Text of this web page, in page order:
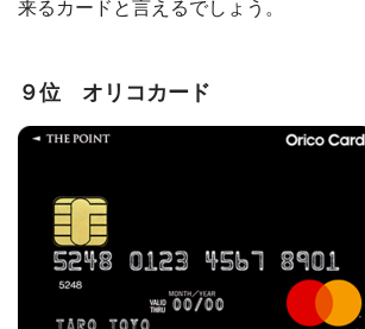
来るカードと言えるでしょう。
９位 オリコカード